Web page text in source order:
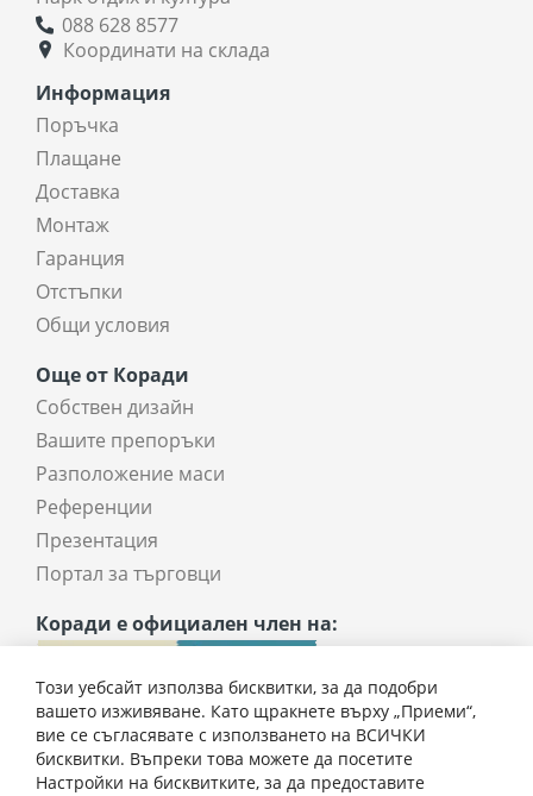
088 628 8577
Координати на склада
Информация
Поръчка
Плащане
Доставка
Монтаж
Гаранция
Отстъпки
Общи условия
Още от Коради
Собствен дизайн
Вашите препоръки
Разположение маси
Референции
Презентация
Портал за търговци
Коради е официален член на:
Този уебсайт използва бисквитки, за да подобри
вашето изживяване. Като щракнете върху „Приеми“,
вие се съгласявате с използването на ВСИЧКИ
бисквитки. Въпреки това можете да посетите
Настройки на бисквитките, за да предоставите